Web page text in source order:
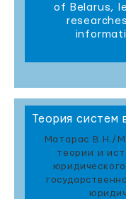
of Belarus,
Теория систем
Матарас В.Н./
теории и